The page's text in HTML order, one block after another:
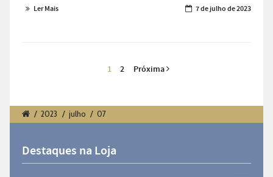
Ler Mais 7 de julho de 2023
1 2 Próxima
/ 2023 / julho / 07
Destaques na Loja